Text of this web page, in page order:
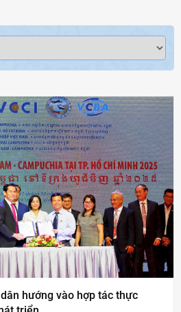
hướng vào hợp tác thực